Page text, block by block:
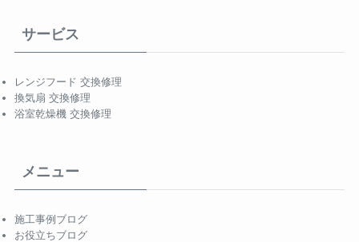
サービス
レンジフード 交換修理
換気扇 交換修理
浴室乾燥機 交換修理
メニュー
施工事例ブログ
お役立ちブログ